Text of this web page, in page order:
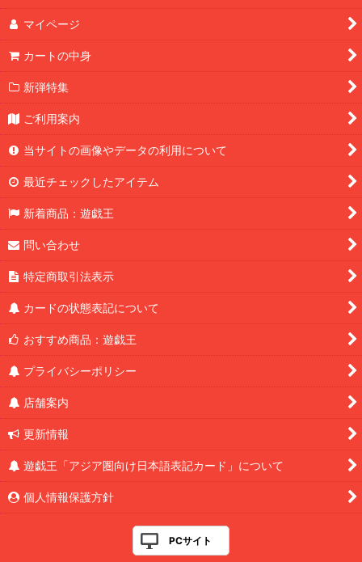
マイページ
カートの中身
新弾特集
ご利用案内
当サイトの画像やデータの利用について
最近チェックしたアイテム
新着商品：遊戯王
問い合わせ
特定商取引法表示
カードの状態表記について
おすすめ商品：遊戯王
プライバシーポリシー
店舗案内
更新情報
遊戯王「アジア圏向け日本語表記カード」について
個人情報保護方針
PCサイト